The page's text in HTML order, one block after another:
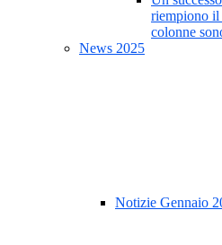
riempiono il
colonne
News 2025
Notizie Gennaio